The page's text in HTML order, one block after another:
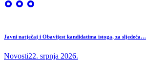
Javni natječaj i Obavijest kandidatima istoga, za sljedeća…
Novosti22. srpnja 2026.